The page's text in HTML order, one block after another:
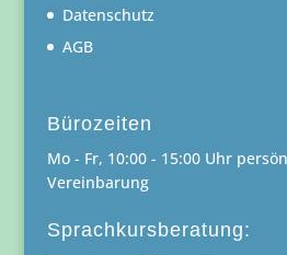
Datenschutz
AGB
Bürozeiten
Mo - Fr, 10:00 - 15:00 Uhr
Vereinbarung
Sprachkursberatung: